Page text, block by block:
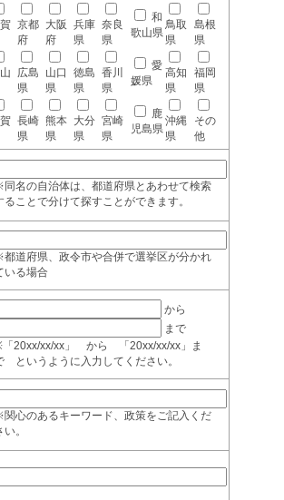
京都
府
大阪
府
兵庫
県
奈良
県
和
歌山県
鳥取
県
島根
県
広島
県
山口
県
徳島
県
香川
県
愛
媛県
高知
県
福岡
県
長崎
県
熊本
県
大分
県
宮崎
県
鹿
児島県
沖縄
県
その
他
名の自治体は、都道府県とあわせて検索
ることで分けて探すことができます。
道府県、政令市や合併で選挙区が分かれ
いる場合
から
まで
20xx/xx/xx」 から 「20xx/xx/xx」ま
というように入力してください。
心のあるキーワード、政策をご記入くだ
い。